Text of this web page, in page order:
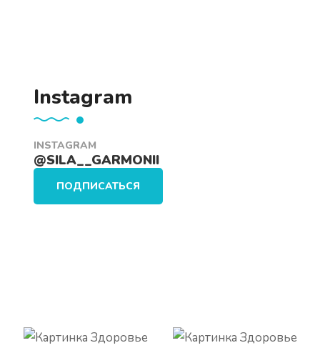
Instagram
INSTAGRAM
@SILA__GARMONII
ПОДПИСАТЬСЯ